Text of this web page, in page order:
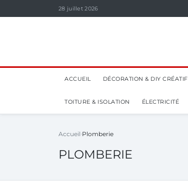
28 juillet 2026
ACCUEIL DÉCORATION & DIY CRÉATIF
TOITURE & ISOLATION ÉLECTRICITÉ
Accueil Plomberie
PLOMBERIE